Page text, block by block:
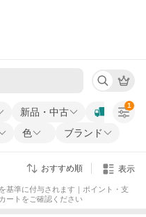
新品・中古
色 ブランド
1
おすすめ順 表示
基準に付与されます｜ポイント・支
ートをご確認ください